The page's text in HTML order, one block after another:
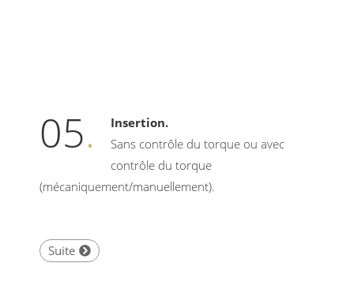
05.
Insertion.
Sans contrôle du torque ou avec
contrôle du torque
(mécaniquement/manuellement).
Suite